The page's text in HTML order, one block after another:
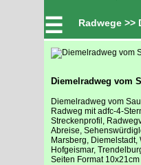
☰ Radwege >>
Diemelradweg vom
Diemelradweg vom
Radweg mit adfc-4-
Streckenprofil,
Abreise,
Marsberg, Diemelstadt,
Hofgeismar,
Seiten Format 10x21cm